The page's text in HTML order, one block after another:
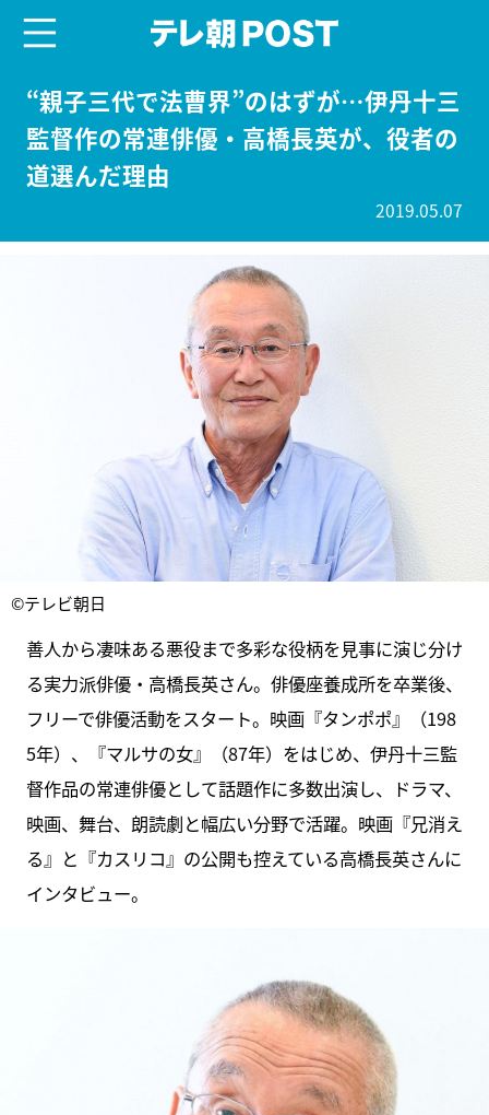
“親子三代で法曹界”のはずが…伊丹十三
監督作の常連俳優・高橋長英が、役者の
道選んだ理由
2019.05.07
©テレビ朝日
善人から凄味ある悪役まで多彩な役柄を見事に演じ分け
る実力派俳優・高橋長英さん。俳優座養成所を卒業後、
フリーで俳優活動をスタート。映画『タンポポ』（198
5年）、『マルサの女』（87年）をはじめ、伊丹十三監
督作品の常連俳優として話題作に多数出演し、ドラマ、
映画、舞台、朗読劇と幅広い分野で活躍。映画『兄消え
る』と『カスリコ』の公開も控えている高橋長英さんに
インタビュー。